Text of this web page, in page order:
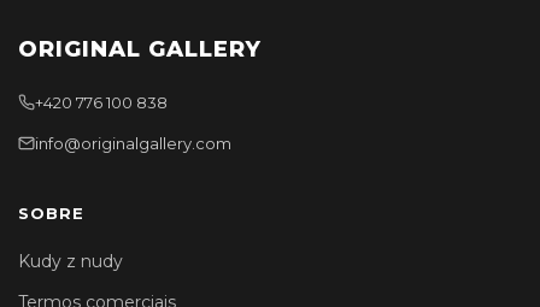
ORIGINAL GALLERY
+420 776 100 838
info@originalgallery.com
SOBRE
Kudy z nudy
Termos comerciais